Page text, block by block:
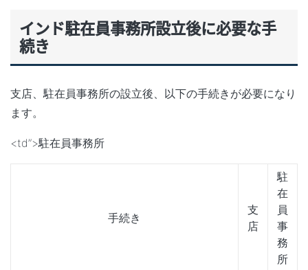
インド駐在員事務所設立後に必要な手
続き
支店、駐在員事務所の設立後、以下の手続きが必要になり
ます。
<td”>駐在員事務所
手続き
支
店
駐
在
員
事
務
所